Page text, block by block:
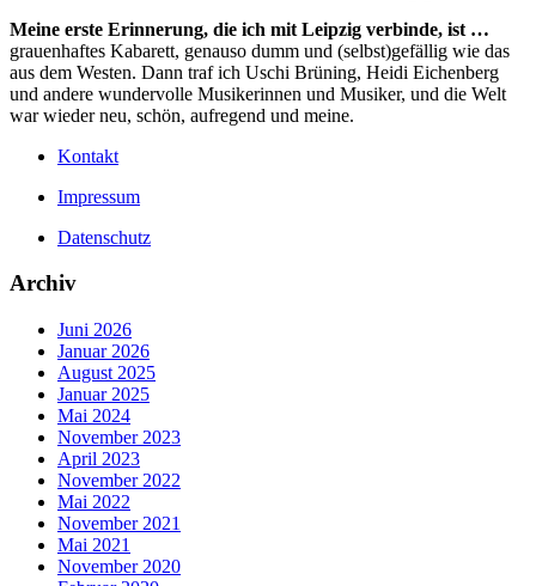
Meine erste Erinnerung, die ich mit Leipzig verbinde, ist …
grauenhaftes Kabarett, genauso dumm und (selbst)gefällig wie das
aus dem Westen. Dann traf ich Uschi Brüning, Heidi Eichenberg
und andere wundervolle Musikerinnen und Musiker, und die Welt
war wieder neu, schön, aufregend und meine.
Kontakt
Impressum
Datenschutz
Archiv
Juni 2026
Januar 2026
August 2025
Januar 2025
Mai 2024
November 2023
April 2023
November 2022
Mai 2022
November 2021
Mai 2021
November 2020